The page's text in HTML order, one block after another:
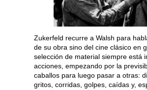
Zukerfeld recurre a Walsh para
de su obra sino del cine clásico en
selección de material siempre está
acciones, empezando por la
caballos para luego pasar a otras:
gritos, corridas, golpes, caídas y,